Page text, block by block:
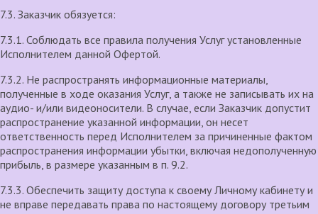
7.3. Заказчик обязуется:
7.3.1. Соблюдать все правила получения Услуг установленные
Исполнителем данной Офертой.
7.3.2. Не распространять информационные материалы,
полученные в ходе оказания Услуг, а также не записывать их на
аудио- и/или видеоносители. В случае, если Заказчик допустит
распространение указанной информации, он несет
ответственность перед Исполнителем за причиненные фактом
распространения информации убытки, включая недополученную
прибыль, в размере указанным в п. 9.2.
7.3.3. Обеспечить защиту доступа к своему Личному кабинету и
не вправе передавать права по настоящему договору третьим